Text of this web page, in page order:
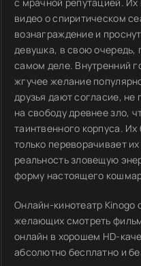
видео о спиритическом
вознаграждение и
девушка, в свою очередь,
самом деле. Внутренний
жгучее желание
друзья дают согласие, не
на свободу древнее зло,
таинтвенного корпуса.
только переворачивает
реальность зловещую
форму настоящего
Онлайн-кинотеатр Kinogo
желающих смотреть
онлайн в хорошем HD-
абсолютно бесплатно и